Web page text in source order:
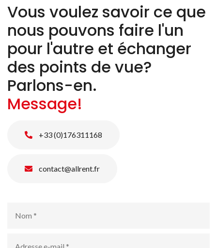
Vous voulez savoir ce que
nous pouvons faire l'un
pour l'autre et échanger
des points de vue?
Parlons-en.
Message!
+33 (0)176311168
contact@allrent.fr